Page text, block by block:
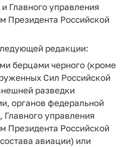
Главного управления
Президента Российской
редакции:
берцами черного (кроме
Сил Российской
разведки
органов федеральной
управления
Президента Российской
авиации) или